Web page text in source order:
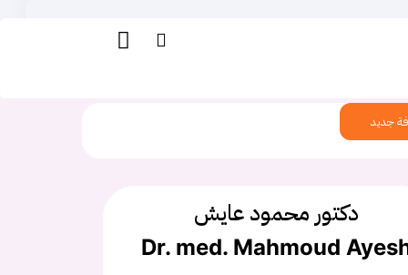
جديد
دكتور محمود عايش
Dr. med. Mahmoud